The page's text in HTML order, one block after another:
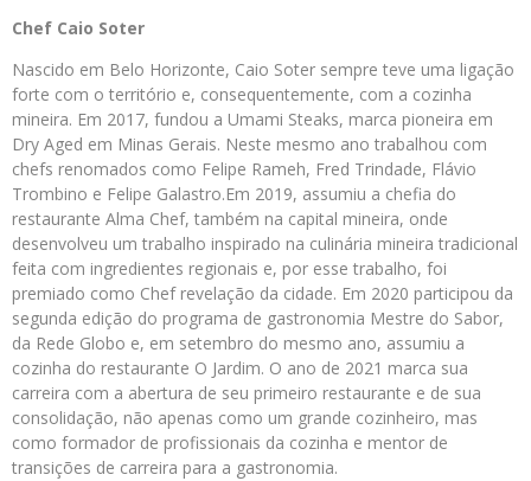
Chef Caio Soter
Nascido em Belo Horizonte, Caio Soter sempre teve uma ligação
forte com o território e, consequentemente, com a cozinha
mineira. Em 2017, fundou a Umami Steaks, marca pioneira em
Dry Aged em Minas Gerais. Neste mesmo ano trabalhou com
chefs renomados como Felipe Rameh, Fred Trindade, Flávio
Trombino e Felipe Galastro.Em 2019, assumiu a chefia do
restaurante Alma Chef, também na capital mineira, onde
desenvolveu um trabalho inspirado na culinária mineira tradicional
feita com ingredientes regionais e, por esse trabalho, foi
premiado como Chef revelação da cidade. Em 2020 participou da
segunda edição do programa de gastronomia Mestre do Sabor,
da Rede Globo e, em setembro do mesmo ano, assumiu a
cozinha do restaurante O Jardim. O ano de 2021 marca sua
carreira com a abertura de seu primeiro restaurante e de sua
consolidação, não apenas como um grande cozinheiro, mas
como formador de profissionais da cozinha e mentor de
transições de carreira para a gastronomia.